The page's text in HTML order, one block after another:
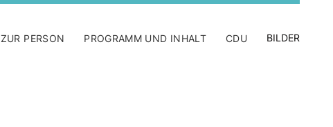
ZUR PERSON PROGRAMM UND INHALT CDU BILDER